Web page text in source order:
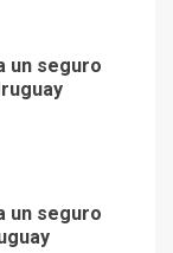
un seguro
un seguro